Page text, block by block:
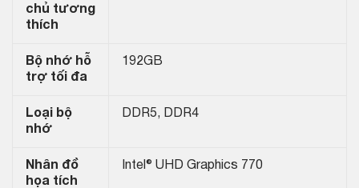
chủ tương
thích
Bộ nhớ hỗ
trợ tối đa
192GB
Loại bộ
nhớ
DDR5, DDR4
Nhân đồ
họa tích
Intel® UHD Graphics 770